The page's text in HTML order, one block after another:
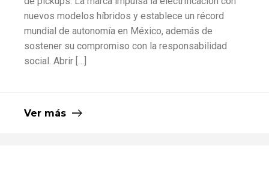
nuevos modelos híbridos y establece un récord
mundial de autonomía en México, además de
sostener su compromiso con la responsabilidad
social. Abrir […]
Ver más